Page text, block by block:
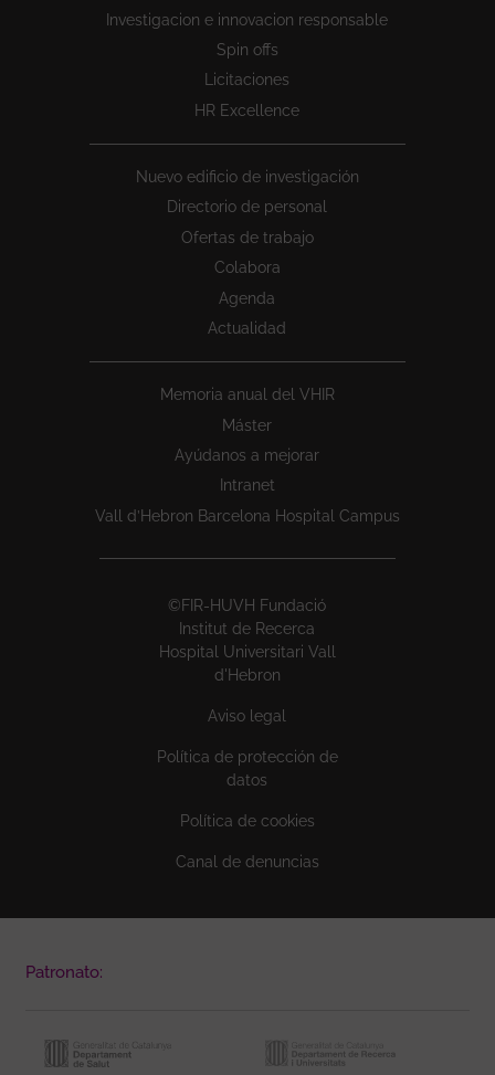
Investigacion e innovacion responsable
Spin offs
Licitaciones
HR Excellence
Nuevo edificio de investigación
Directorio de personal
Ofertas de trabajo
Colabora
Agenda
Actualidad
Memoria anual del VHIR
Máster
Ayúdanos a mejorar
Intranet
Vall d’Hebron Barcelona Hospital Campus
©FIR-HUVH Fundació
Institut de Recerca
Hospital Universitari Vall
d'Hebron
Aviso legal
Política de protección de
datos
Política de cookies
Canal de denuncias
Patronato: